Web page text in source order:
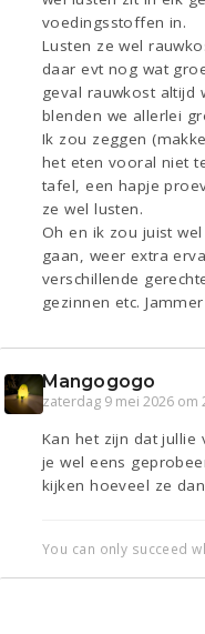
voedingsstoffen in.
Lusten ze wel
daar evt nog wat
geval rauwkost altijd
blenden we allerlei
Ik zou zeggen
het eten vooral niet
tafel, een hapje
ze wel lusten.
Oh en ik zou juist
gaan, weer extra
verschillende
gezinnen etc.
Mangogogo
zaterdag 9 mei 2026 om
Kan het zijn dat jullie
je wel eens
kijken hoeveel ze
You can only succeed